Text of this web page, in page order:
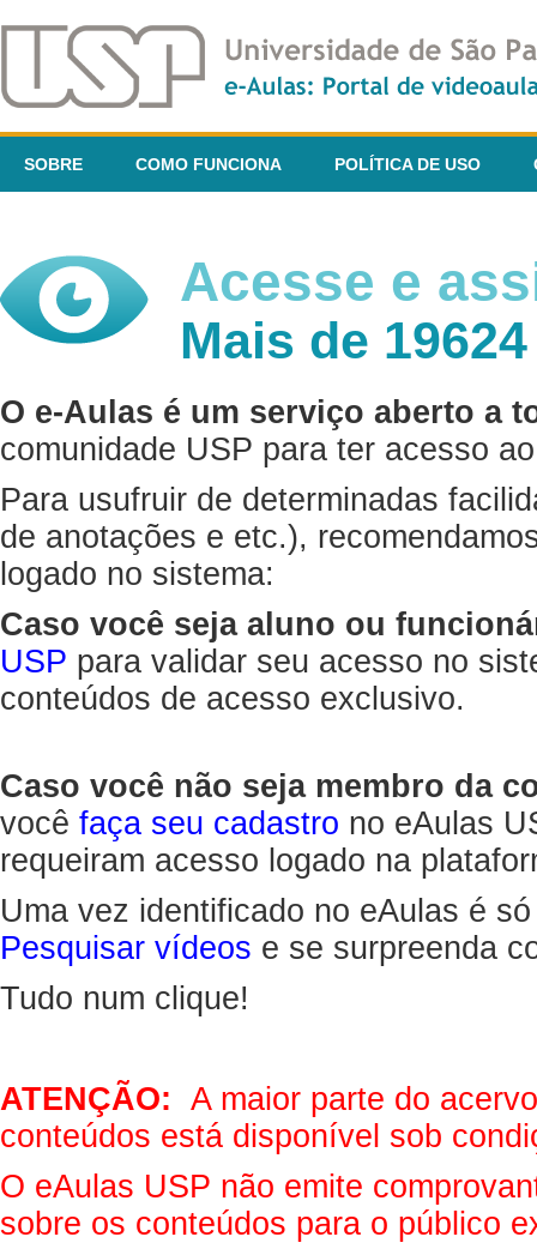
SOBRE COMO FUNCIONA POLÍTICA DE USO
Acesse e
Mais de
O e-Aulas é um serviço aberto a
comunidade USP para ter acesso
Para usufruir de determinadas
de anotações e etc.),
logado no sistema:
Caso você seja aluno ou
USP para validar seu acesso no
conteúdos de acesso exclusivo.
Caso você não seja membro da
você faça seu cadastro no eAulas
requeiram acesso logado na
Uma vez identificado no eAulas é
Pesquisar vídeos e se surpreenda
Tudo num clique!
ATENÇÃO: A maior parte do
conteúdos está disponível sob
O eAulas USP não emite
sobre os conteúdos para o público